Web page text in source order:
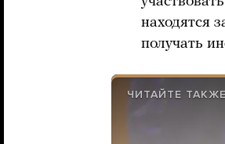
находятся
получать
ЧИТАЙТЕ ТАКЖЕ